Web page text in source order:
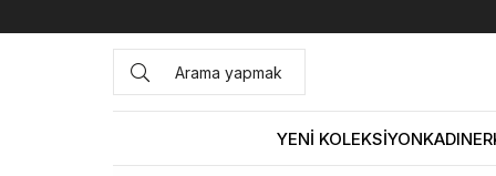
YENİ KOLEKSİYONKADIN
Anasayfa ERKEK AYAKKABI Klasik Franceschetti